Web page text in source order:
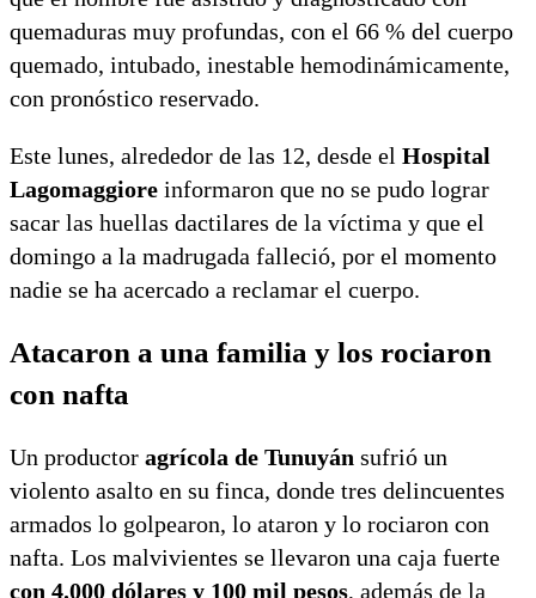
quemaduras muy profundas, con el 66 % del cuerpo
quemado, intubado, inestable hemodinámicamente,
con pronóstico reservado.
Este lunes, alrededor de las 12, desde el Hospital
Lagomaggiore informaron que no se pudo lograr
sacar las huellas dactilares de la víctima y que el
domingo a la madrugada falleció, por el momento
nadie se ha acercado a reclamar el cuerpo.
Atacaron a una familia y los rociaron
con nafta
Un productor agrícola de Tunuyán sufrió un
violento asalto en su finca, donde tres delincuentes
armados lo golpearon, lo ataron y lo rociaron con
nafta. Los malvivientes se llevaron una caja fuerte
con 4.000 dólares y 100 mil pesos, además de la